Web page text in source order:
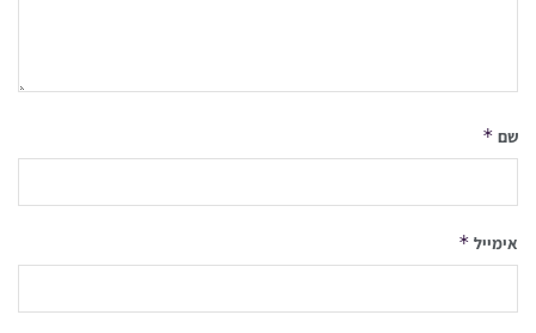
שם *
אימייל *